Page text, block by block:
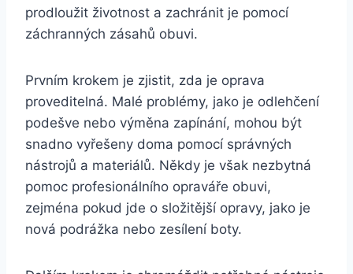
prodloužit životnost a zachránit je pomocí
záchranných zásahů obuvi.
Prvním krokem je zjistit, zda je oprava
proveditelná. Malé problémy, jako je odlehčení ​
podešve nebo výměna zapínání, mohou být
snadno vyřešeny⁣ doma ⁤pomocí správných
nástrojů a materiálů. Někdy je však nezbytná
pomoc ⁢profesionálního opraváře obuvi, ​
zejména pokud jde o složitější opravy, jako je
nová podrážka nebo zesílení ⁤boty.